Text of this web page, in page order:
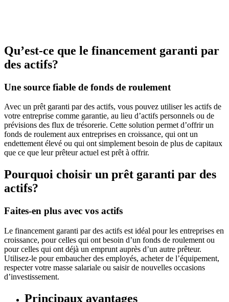
Qu’est-ce que le financement garanti par
des actifs?
Une source fiable de fonds de roulement
Avec un prêt garanti par des actifs, vous pouvez utiliser les actifs de
votre entreprise comme garantie, au lieu d’actifs personnels ou de
prévisions des flux de trésorerie. Cette solution permet d’offrir un
fonds de roulement aux entreprises en croissance, qui ont un
endettement élevé ou qui ont simplement besoin de plus de capitaux
que ce que leur prêteur actuel est prêt à offrir.
Pourquoi choisir un prêt garanti par des
actifs?
Faites-en plus avec vos actifs
Le financement garanti par des actifs est idéal pour les entreprises en
croissance, pour celles qui ont besoin d’un fonds de roulement ou
pour celles qui ont déjà un emprunt auprès d’un autre prêteur.
Utilisez-le pour embaucher des employés, acheter de l’équipement,
respecter votre masse salariale ou saisir de nouvelles occasions
d’investissement.
Principaux avantages